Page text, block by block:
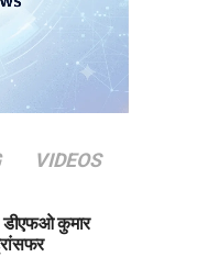
VIDEOS
डीएफओ कुमार